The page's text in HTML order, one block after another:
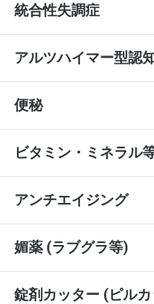
統合性失調症
アルツハイマー型認
便秘
ビタミン・ミネラル
アンチエイジング
媚薬 (ラブグラ等)
錠剤カッター (ピル